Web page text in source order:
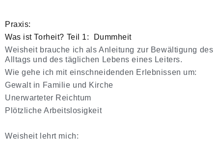
Praxis:
Was ist Torheit? Teil 1:
Dummheit
Weisheit brauche ich als Anleitung zur Bewältigung des
Alltags und des täglichen Lebens eines Leiters.
Wie gehe ich mit einschneidenden Erlebnissen um:
Gewalt in Familie und Kirche
Unerwarteter Reichtum
Plötzliche Arbeitslosigkeit
Weisheit lehrt mich: